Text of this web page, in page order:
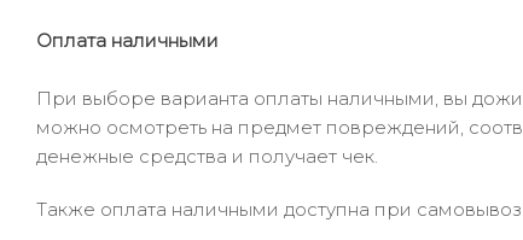
Оплата наличными
При выборе варианта оплаты наличными, вы
можно осмотреть на предмет повреждений,
денежные средства и получает чек.
Также оплата наличными доступна при